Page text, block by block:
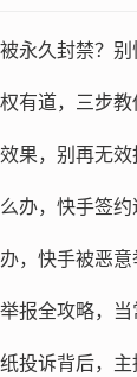
“按键伤人”的
保护他人的主
投诉背后，